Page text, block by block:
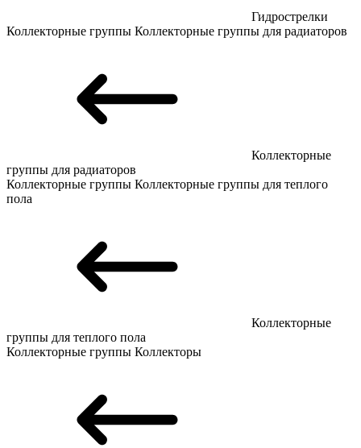
Гидрострелки
Коллекторные группы Коллекторные группы для радиаторов
Коллекторные
группы для радиаторов
Коллекторные группы Коллекторные группы для теплого
пола
Коллекторные
группы для теплого пола
Коллекторные группы Коллекторы